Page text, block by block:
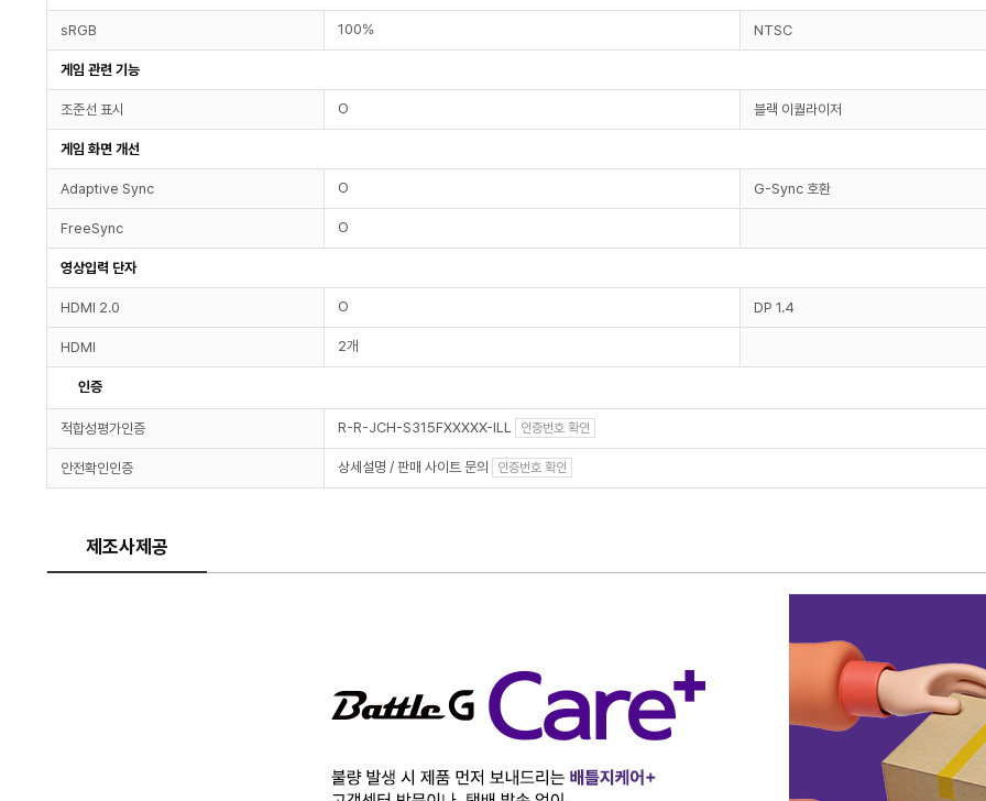
sRGB 100% NTSC
게임 관련 기능
조준선 표시 O 블랙 이퀄라이저
게임 화면 개선
Adaptive Sync O G-Sync 호환
FreeSync O
영상입력 단자
HDMI 2.0 O DP 1.4
HDMI 2개
인증
적합성평가인증 R-R-JCH-S315FXXXXX-ILL 인증번호 확인
안전확인인증 상세설명 / 판매 사이트 문의 인증번호 확인
제조사제공